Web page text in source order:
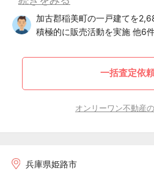
加古郡稲美町の一戸建てを
積極的に販売活動を実施 他6
一括査定依
オンリーワン不動産
兵庫県姫路市